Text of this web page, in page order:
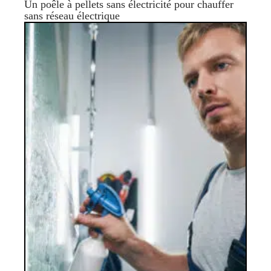
Un poêle à pellets sans électricité pour chauffer
sans réseau électrique